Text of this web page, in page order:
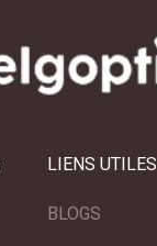
LIENS UTILES
BLOGS